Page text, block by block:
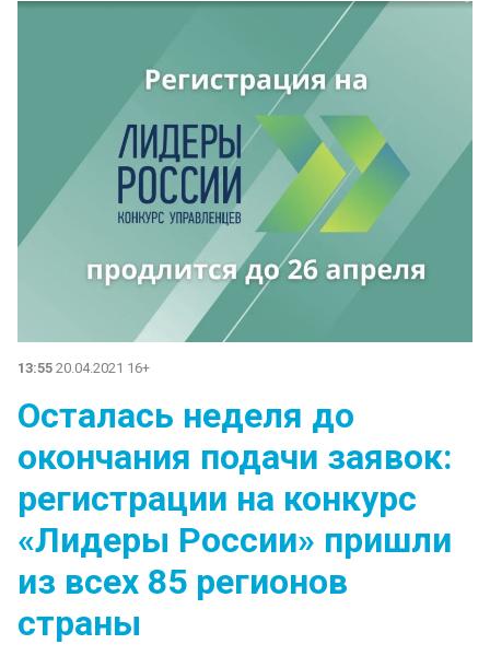
13:55 20.04.2021 16+
Осталась неделя до
окончания подачи заявок:
регистрации на конкурс
«Лидеры России» пришли
из всех 85 регионов
страны